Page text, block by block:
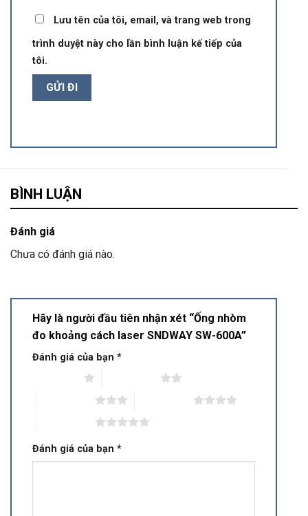
Lưu tên của tôi, email, và trang web trong
trình duyệt này cho lần bình luận kế tiếp của
tôi.
BÌNH LUẬN
Đánh giá
Chưa có đánh giá nào.
Hãy là người đầu tiên nhận xét “Ống nhòm
đo khoảng cách laser SNDWAY SW-600A”
Đánh giá của bạn *
Đánh giá của bạn *